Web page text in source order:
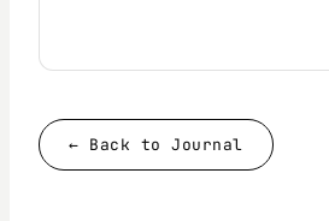
← Back to Journal